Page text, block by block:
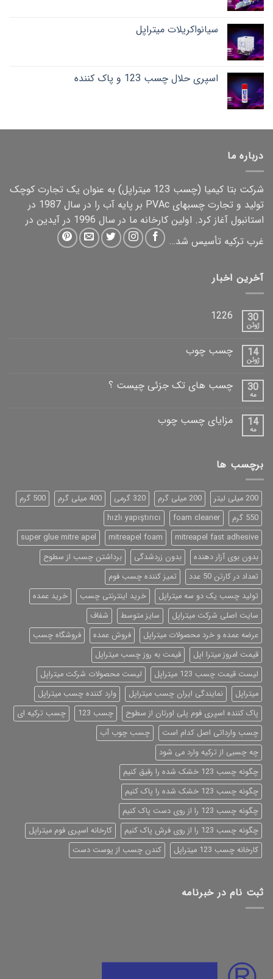
سیانواکریلات میتراپل
اسپری حلال چسب 123 و پاک کننده
درباره ما
شرکت بتا کیمیا (چسب 123 میتراپل) به عنوان یک تجارت کوچک
تولید و تجارت چسبهای PVAc بر پایه آب را در سال 1987 در
استانبول آغاز کرد. اولین کارخانه ما در سال 1996 در آیدین در
غرب ترکیه تأسیس شد…
آخرین اخبار
30
ژوئن
1226
14
ژوئن
چسب چوب
30
مه
چسب های تک جزئی چیست ؟
14
مه
مزایای چسب چوب
برچسب ها
200 میلی لیتر 200 میلی گرم 320 گرمی 400 میلی گرم
500 گرم
550 گرم
foam cleaner
hızlı yapıştırıcı
mitreapel fast adhesive
mitreapel foam
super glue mitre apel
بدون بوی آزار دهنده
بدون زردشدگی
برداشتن چسب از سطوح
تعداد در کارتن 50 عدد
تمیز کننده چسب فوم
تولید چسب یک دو سه میتراپل
خرید اینترنتی چسب
خرید عمده
سایت اصلی شرکت میتراپل
سایز متوسط
شفاف
عرضه عمده و خرد محصولات میتراپل
فروش عمده
فروشگاه چسب
قیمت امروز میترا اپل
قیمت به روز چسب میتراپل
لیست قیمت چسب 123 میتراپل
لیست محصولات شرکت میتراپل
میتراپل
نمایندگی ایران چسب میتراپل
وارد کننده چسب میتراپل
پاک کننده اسپری فوم پلی اورتان از سطوح
چسب 123
چسب ترکیه ای
چسب وارداتی اصل کدام است
چسب چوب آب
چه چسبی از ترکیه وارد می شود
چگونه چسب 123 خشک شده را رقیق کنیم
چگونه چسب 123 خشک شده را پاک کنیم
چگونه چسب 123 را از روی دست پاک کنیم
چگونه چسب 123 را از روی فرش پاک کنیم
کارخانه اسپری فوم میتراپل
کارخانه چسب 123 میتراپل
کندن چسب از پوست دست
ثبت نام در خبرنامه